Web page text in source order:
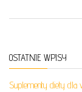
OSTATNIE WPISY
Suplementy diety dla